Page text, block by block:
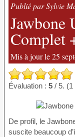
Publié par Sylvie
Jawbone
Complet
Mis à jour le 25
Évaluation : 5 / 5. (1
De profil, le
suscite beaucoup